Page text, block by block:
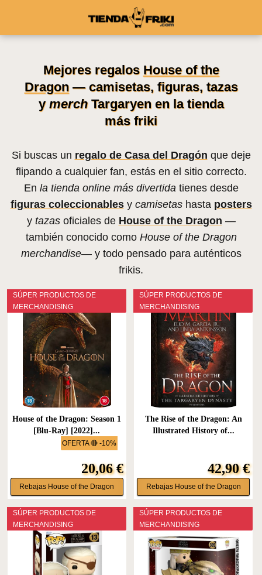
Mejores regalos House of the
Dragon— camisetas, figuras, tazas
y merchTargaryen en la tienda
más friki
Si buscas un regalo de Casa del Dragón que deje
flipando a cualquier fan, estás en el sitio correcto.
En la tienda online más divertidatienes desde
figuras coleccionablesy camisetashasta posters
y tazasoficiales de House of the Dragon —
también conocido como House of the Dragon
merchandise— y todo pensado para auténticos
frikis.
OFERTA 🔴 -10%
SÚPER PRODUCTOS DE
MERCHANDISING
House of the Dragon: Season 1
[Blu-Ray] [2022]...
20,06 €
Rebajas House of the Dragon
SÚPER PRODUCTOS DE
MERCHANDISING
The Rise of the Dragon: An
Illustrated History of...
42,90 €
Rebajas House of the Dragon
SÚPER PRODUCTOS DE
MERCHANDISING
SÚPER PRODUCTOS DE
MERCHANDISING